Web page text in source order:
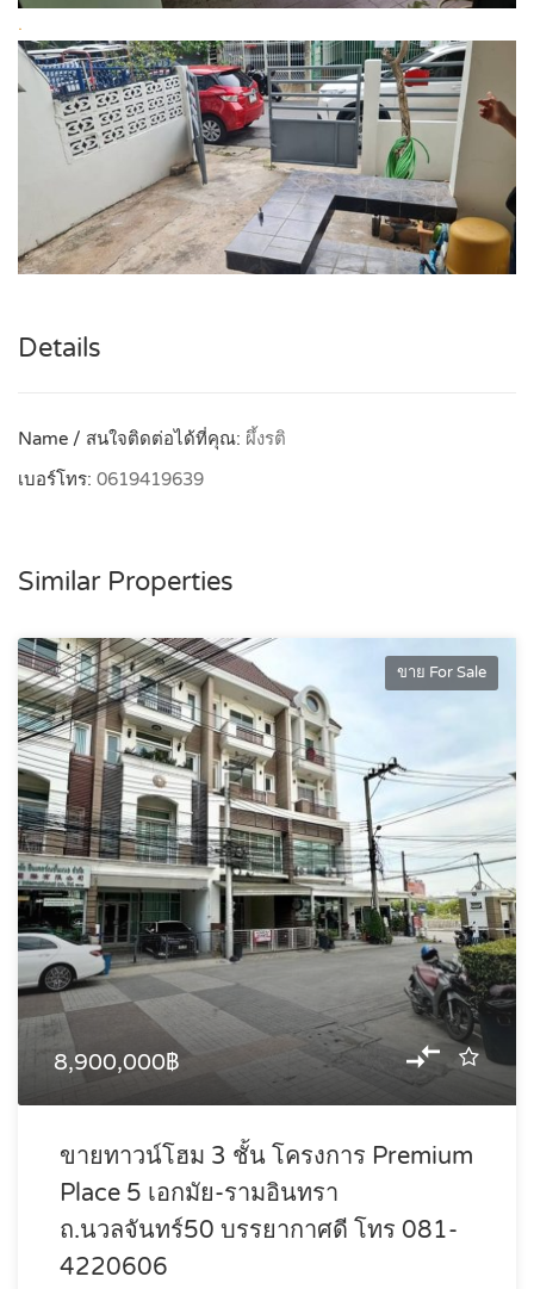
.
Details
Name / สนใจติดต่อได้ที่คุณ: ผึ้งรติ
เบอร์โทร: 0619419639
Similar Properties
ขาย For Sale
8,900,000฿
ขายทาวน์โฮม 3 ชั้น โครงการ Premium
Place 5 เอกมัย-รามอินทรา
ถ.นวลจันทร์50 บรรยากาศดี โทร 081-
4220606